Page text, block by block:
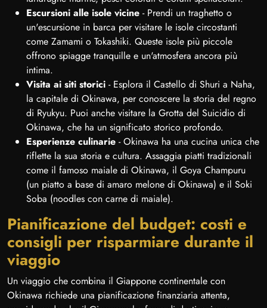
Escursioni alle isole vicine - Prendi un traghetto o
un'escursione in barca per visitare le isole circostanti
come Zamami o Tokashiki. Queste isole più piccole
offrono spiagge tranquille e un'atmosfera ancora più
intima.
Visita ai siti storici - Esplora il Castello di Shuri a Naha,
la capitale di Okinawa, per conoscere la storia del regno
di Ryukyu. Puoi anche visitare la Grotta del Suicidio di
Okinawa, che ha un significato storico profondo.
Esperienze culinarie - Okinawa ha una cucina unica che
riflette la sua storia e cultura. Assaggia piatti tradizionali
come il famoso maiale di Okinawa, il Goya Champuru
(un piatto a base di amaro melone di Okinawa) e il Soki
Soba (noodles con carne di maiale).
Pianificazione del budget: costi e
consigli per risparmiare durante il
viaggio
Un viaggio che combina il Giappone continentale con
Okinawa richiede una pianificazione finanziaria attenta,